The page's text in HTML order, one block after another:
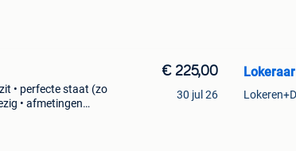
• perfecte staat (zo
• afmetingen
€ 225,00
30 jul 26
Lokeraar